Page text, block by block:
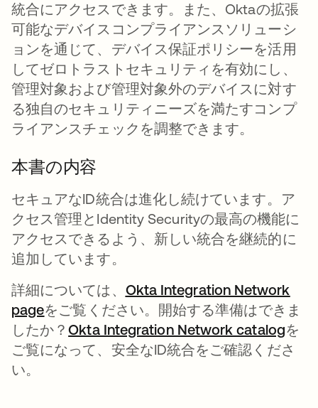
統合にアクセスできます。また、Oktaの拡張
可能なデバイスコンプライアンスソリューシ
ョンを通じて、デバイス保証ポリシーを活用
してゼロトラストセキュリティを有効にし、
管理対象および管理対象外のデバイスに対す
る独自のセキュリティニーズを満たすコンプ
ライアンスチェックを調整できます。
本書の内容
セキュアなID統合は進化し続けています。ア
クセス管理とIdentity Securityの最高の機能に
アクセスできるよう、新しい統合を継続的に
追加しています。
詳細については、 Okta Integration Network
pageをご覧ください。開始する準備はできま
したか？Okta Integration Network catalogを
ご覧になって、安全なID統合をご確認くださ
い。